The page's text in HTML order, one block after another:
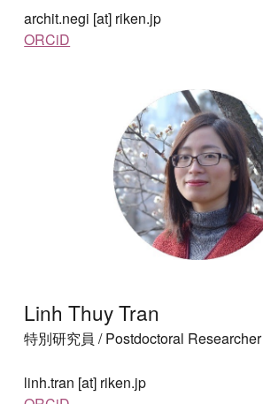
archit.negi [at] riken.jp
ORCiD
Linh Thuy Tran
特別研究員 / Postdoctoral Researcher
linh.tran [at] riken.jp